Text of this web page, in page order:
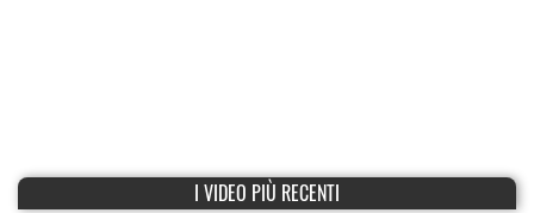
I VIDEO PIÙ RECENTI